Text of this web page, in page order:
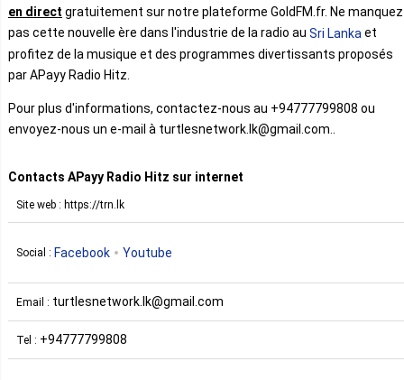
en direct gratuitement sur notre plateforme GoldFM.fr. Ne manquez
pas cette nouvelle ère dans l'industrie de la radio au Sri Lanka et
profitez de la musique et des programmes divertissants proposés
par APayy Radio Hitz.
Pour plus d'informations, contactez-nous au +94777799808 ou
envoyez-nous un e-mail à turtlesnetwork.lk@gmail.com..
Contacts APayy Radio Hitz sur internet
Site web : https://trn.lk
Social : Facebook Youtube
Email : turtlesnetwork.lk@gmail.com
Tel : +94777799808